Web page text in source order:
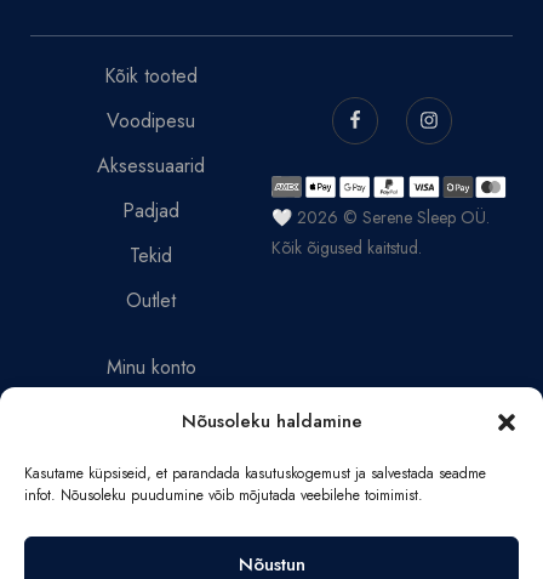
Nõusoleku haldamine
Kasutame küpsiseid, et parandada kasutuskogemust ja salvestada seadme
infot. Nõusoleku puudumine võib mõjutada veebilehe toimimist.
Nõustun
Kõik tooted
Voodipesu
Aksessuaarid
Padjad
Tekid
Outlet
Minu konto
Müügitingimused
Privaatsuspoliitika
Narva mnt 46-2, 10150,
🤍 2026 © Serene Sleep OÜ.
Kõik õigused kaitstud.